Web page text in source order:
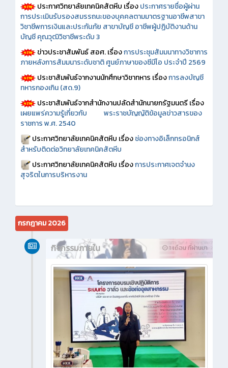
ประกาศวิทยาลัยเทคนิคสัตหีบ เรื่องประกาศรายชื่อผู้ผ่าน
การประเมินรับรองสมรรถนะของบุคคลตามมาตรฐานอาชีพสาขา
วิชาชีพการเงินและประกันภัย สาขาบัญชี อาชีพผู้ปฏิบัติงานด้าน
บัญชี คุณวุฒิวิชาชีพระดับ 3
ข่าวประชาสัมพันธ์ สอศ.เรื่องการประชุมสัมมนาทางวิชาการ
ภายหลังการสัมมนาระดับชาติ ศูนย์ภาษาของซีมีโอ ประจำปี 2569
ประชาสัมพันธ์จากงานนักศึกษาวิชาทหาร เรื่องการลงบัญชี
ทหารกองเกิน (สด.9)
ประชาสัมพันธ์จากสำนักงานปลัดสำนักนายกรัฐมนตรี เรื่อง
เผยแพร่ความรู้เกี่ยวกับ พระราชบัญญัติข้อมูลข่าวสารของ
ราชการ พ.ศ. 2540
ประกาศวิทยาลัยเทคนิคสัตหีบ เรื่องช่องทางอิเล็กทรอนิกส์
สำหรับติดต่อวิทยาลัยเทคนิคสัตหีบ
ประกาศวิทยาลัยเทคนิคสัตหีบ เรื่องการประกาศเจตจำนง
สุจริตในการบริหารงาน
กรกฎาคม 2026
1 เดือน ที่ผ่านมา
กิจกรรมภายใน